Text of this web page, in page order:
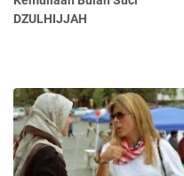
DZULHIJJAH